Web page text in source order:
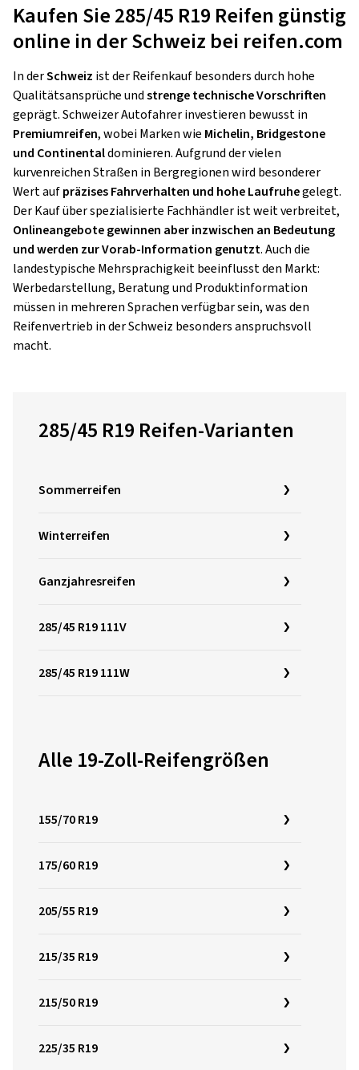
Kaufen Sie 285/45 R19 Reifen günstig
online in der Schweiz bei reifen.com
In derSchweiz ist der Reifenkauf besonders durch hohe
Qualitätsansprüche undstrenge technische Vorschriften
geprägt. Schweizer Autofahrer investieren bewusst in
Premiumreifen, wobei Marken wie Michelin, Bridgestone
und Continentaldominieren. Aufgrund der vielen
kurvenreichen Straßen in Bergregionen wird besonderer
Wert aufpräzises Fahrverhalten und hohe Laufruhegelegt.
Der Kauf über spezialisierte Fachhändler ist weit verbreitet,
Onlineangebote gewinnen aber inzwischen an Bedeutung
und werden zur Vorab-Information genutzt. Auch die
landestypische Mehrsprachigkeit beeinflusst den Markt:
Werbedarstellung, Beratung und Produktinformation
müssen in mehreren Sprachen verfügbar sein, was den
Reifenvertrieb in der Schweiz besonders anspruchsvoll
macht.
285/45 R19 Reifen-Varianten
Sommerreifen
Winterreifen
Ganzjahresreifen
285/45 R19 111V
285/45 R19 111W
Alle 19-Zoll-Reifengrößen
155/70 R19
175/60 R19
205/55 R19
215/35 R19
215/50 R19
225/35 R19